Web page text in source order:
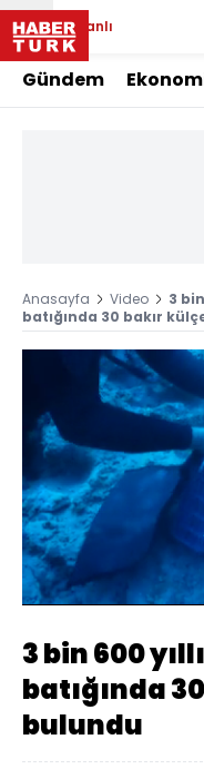
Canlı
Gündem
Anasayfa Video
3
batığında 30 bakır
Sesi
Aç
Yüklendi
13.43%
3 bin 600
batığında
bulundu